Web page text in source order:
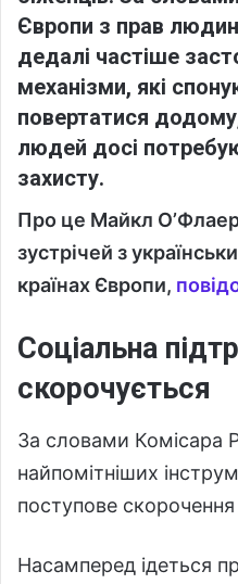
Європи з прав
дедалі частіше
механізми, які
повертатися
людей досі
захисту.
Про це Майкл
зустрічей з
країнах Європи,
Соціальна
скорочується
За словами Комісара
найпомітніших
поступове
Насамперед ідеться